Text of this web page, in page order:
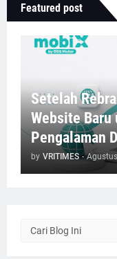
Featured post
Setelah
Website
Pengalaman
by VRITIMES -